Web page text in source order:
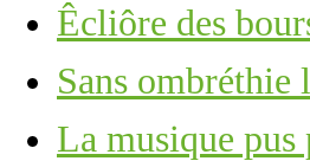
Êcliôre des
Sans ombréthie
La musique